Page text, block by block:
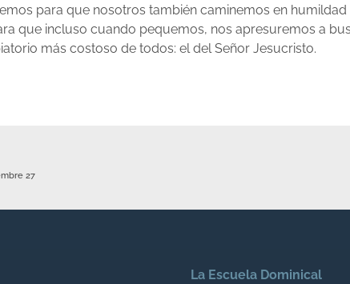
para que nosotros también caminemos en humildad
que incluso cuando pequemos, nos apresuremos a
más costoso de todos: el del Señor Jesucristo.
27
La Escuela Dominical